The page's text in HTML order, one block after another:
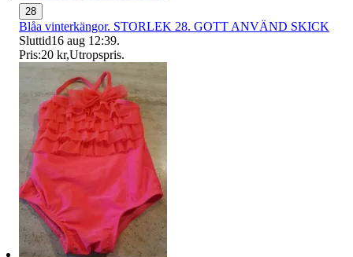
28
Blåa vinterkängor. STORLEK 28. GOTT ANVÄND SKICK
Sluttid16 aug 12:39.
Pris:20 kr,Utropspris.